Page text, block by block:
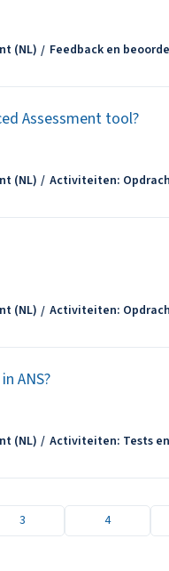
(NL) Feedback en
Assessment tool?
(NL) Activiteiten:
(NL) Activiteiten:
ANS?
(NL) Activiteiten: Tests
3 4